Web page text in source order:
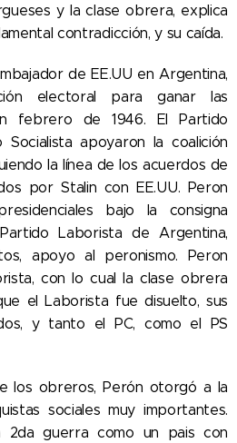
y la clase obrera, explica
contradicción, y su caída.
de EE.UU en Argentina,
electoral para ganar las
febrero de 1946. El Partido
Socialista apoyaron la coalición
la línea de los acuerdos de
por Stalin con EE.UU. Peron
bajo la consigna
Laborista de Argentina,
apoyo al peronismo. Peron
con lo cual la clase obrera
el Laborista fue disuelto, sus
y tanto el PC, como el PS
los obreros, Perón otorgó a la
sociales muy importantes.
2da guerra como un pais con